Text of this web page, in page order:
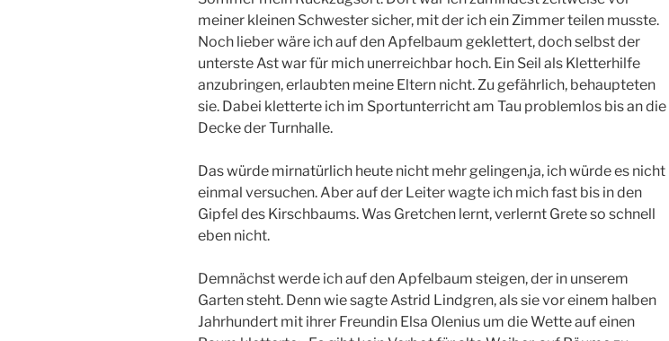
meiner kleinen Schwester sicher, mit der ich ein Zimmer teilen musste.
Noch lieber wäre ich auf den Apfelbaum geklettert, doch selbst der
unterste Ast war für mich unerreichbar hoch. Ein Seil als Kletterhilfe
anzubringen, erlaubten meine Eltern nicht. Zu gefährlich, behaupteten
sie. Dabei kletterte ich im Sportunterricht am Tau problemlos bis an die
Decke der Turnhalle.
Das würde mirnatürlich heute nicht mehr gelingen,ja, ich würde es nicht
einmal versuchen. Aber auf der Leiter wagte ich mich fast bis in den
Gipfel des Kirschbaums. Was Gretchen lernt, verlernt Grete so schnell
eben nicht.
Demnächst werde ich auf den Apfelbaum steigen, der in unserem
Garten steht. Denn wie sagte Astrid Lindgren, als sie vor einem halben
Jahrhundert mit ihrer Freundin Elsa Olenius um die Wette auf einen